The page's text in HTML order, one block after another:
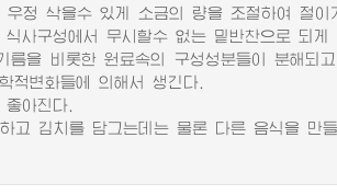
삭을수 있게 소금의 량을 조절하여 절이
사구성에서 무시할수 없는 밑반찬으로 되게
비롯한 원료속의 구성성분들이 분해되
적변화들에 의해서 생긴다.
아진다.
김치를 담그는데는 물론 다른 음식을 만들